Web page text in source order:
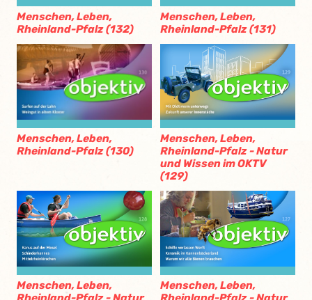
Menschen, Leben,
Rheinland-Pfalz (132)
Menschen, Leben,
Rheinland-Pfalz (131)
Menschen, Leben,
Rheinland-Pfalz (130)
Menschen, Leben,
Rheinland-Pfalz - Natur
und Wissen im OKTV
(129)
Menschen, Leben,
Menschen, Leben,